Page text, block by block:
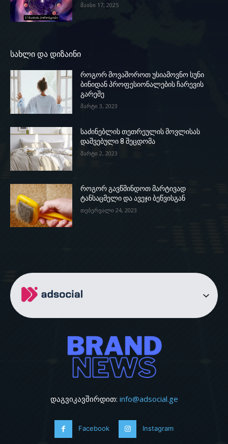
მაისი 17, 2025
სახლი და დიზაინი
როგორ მოვაშოროთ უსიამოვნო სუნი
ბინიდან პროფესიონალების ჩარევის
გარეშე
მარტი 3, 2023
საძინებლის თეთრეულის მოვლისას
დაშვებული 8 შეცდომა
მარტი 2, 2023
როგორ გავწმინდოთ მარტივად
ტანსაცმელი და ავეჯი ბეწვისგან
თებერვალი 24, 2023
დაგვიკავშირდით: info@adsocial.ge
Facebook Instagram